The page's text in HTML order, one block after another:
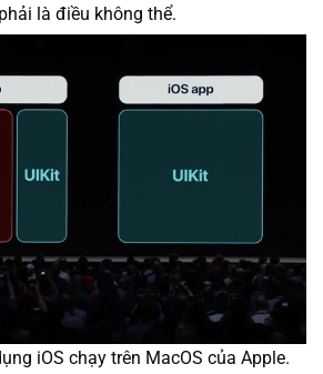
là điều không thể.
iOS chạy trên MacOS của Apple.